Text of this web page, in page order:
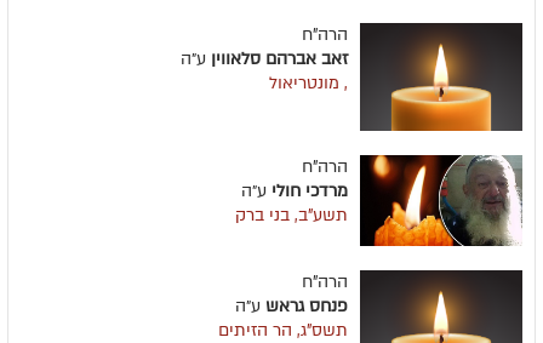
הרה"ח
זאב אברהם סלאווין ע״ה
, מונטריאול
הרה"ח
מרדכי חולי ע״ה
תשע"ב, בני ברק
הרה"ח
פנחס גראש ע״ה
תשס"ג, הר הזיתים